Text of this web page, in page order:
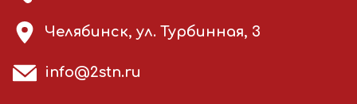
Челябинск, ул. Турбинная, 3
info@2stn.ru